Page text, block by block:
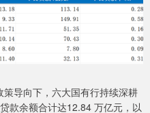
导向下，六大国有行持续深耕
款余额合计达12.84 万亿元，以